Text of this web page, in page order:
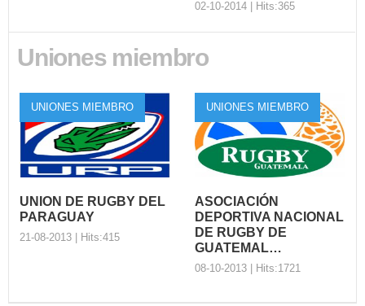
Get into Rugby
Uruguay
el valioso programa ...
02-10-2014 | Hits:365
CONSUR para
“Mantener el
Rugby Limp…
La cooperación es una parte
esencial en el Código Mundial
del Antidoping en e...
Uniones miembro
UNIONES MIEMBRO
UNION DE RUGBY DEL
PARAGUAY
21-08-2013 | Hits:415
UNIONES MIEMBRO
ASOCIACIÓN
DEPORTIVA NACIONAL
DE RUGBY DE
GUATEMAL…
08-10-2013 | Hits:1721